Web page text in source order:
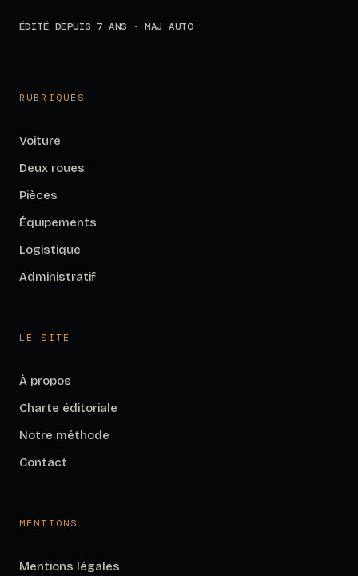
ÉDITÉ DEPUIS 7 ANS · MAJ AUTO
RUBRIQUES
Voiture
Deux roues
Pièces
Équipements
Logistique
Administratif
LE SITE
À propos
Charte éditoriale
Notre méthode
Contact
MENTIONS
Mentions légales